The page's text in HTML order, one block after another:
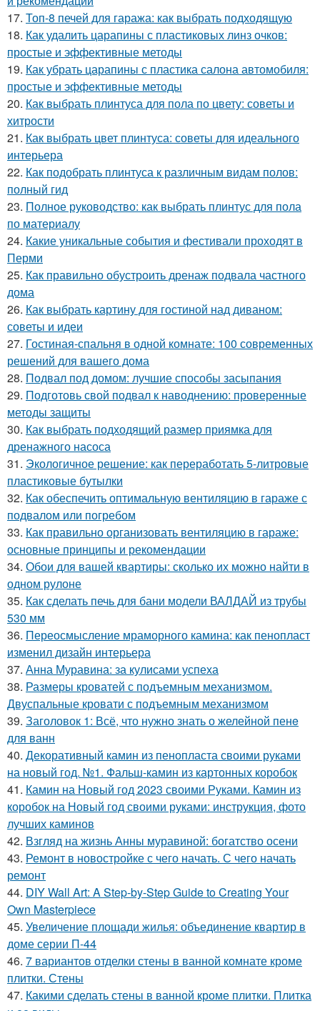
17. Топ-8 печей для гаража: как выбрать подходящую
18. Как удалить царапины с пластиковых линз очков:
простые и эффективные методы
19. Как убрать царапины с пластика салона автомобиля:
простые и эффективные методы
20. Как выбрать плинтуса для пола по цвету: советы и
хитрости
21. Как выбрать цвет плинтуса: советы для идеального
интерьера
22. Как подобрать плинтуса к различным видам полов:
полный гид
23. Полное руководство: как выбрать плинтус для пола
по материалу
24. Какие уникальные события и фестивали проходят в
Перми
25. Как правильно обустроить дренаж подвала частного
дома
26. Как выбрать картину для гостиной над диваном:
советы и идеи
27. Гостиная-спальня в одной комнате: 100 современных
решений для вашего дома
28. Подвал под домом: лучшие способы засыпания
29. Подготовь свой подвал к наводнению: проверенные
методы защиты
30. Как выбрать подходящий размер приямка для
дренажного насоса
31. Экологичное решение: как переработать 5-литровые
пластиковые бутылки
32. Как обеспечить оптимальную вентиляцию в гараже с
подвалом или погребом
33. Как правильно организовать вентиляцию в гараже:
основные принципы и рекомендации
34. Обои для вашей квартиры: сколько их можно найти в
одном рулоне
35. Как сделать печь для бани модели ВАЛДАЙ из трубы
530 мм
36. Переосмысление мраморного камина: как пенопласт
изменил дизайн интерьера
37. Анна Муравина: за кулисами успеха
38. Размеры кроватей с подъемным механизмом.
Двуспальные кровати с подъемным механизмом
39. Заголовок 1: Всё, что нужно знать о желейной пенe
для ванн
40. Декоративный камин из пенопласта своими руками
на новый год. №1. Фальш-камин из картонных коробок
41. Камин на Новый год 2023 своими Руками. Камин из
коробок на Новый год своими руками: инструкция, фото
лучших каминов
42. Взгляд на жизнь Анны муравиной: богатство осени
43. Ремонт в новостройке с чего начать. С чего начать
ремонт
44. DIY Wall Art: A Step-by-Step Guide to Creating Your
Own Masterpiece
45. Увеличение площади жилья: объединение квартир в
доме серии П-44
46. 7 вариантов отделки стены в ванной комнате кроме
плитки. Стены
47. Какими сделать стены в ванной кроме плитки. Плитка